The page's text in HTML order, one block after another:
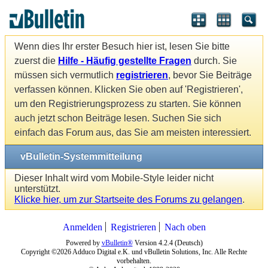
Wenn dies Ihr erster Besuch hier ist, lesen Sie bitte
zuerst die Hilfe - Häufig gestellte Fragen durch. Sie
müssen sich vermutlich registrieren, bevor Sie Beiträge
verfassen können. Klicken Sie oben auf 'Registrieren',
um den Registrierungsprozess zu starten. Sie können
auch jetzt schon Beiträge lesen. Suchen Sie sich
einfach das Forum aus, das Sie am meisten interessiert.
vBulletin-Systemmitteilung
Dieser Inhalt wird vom Mobile-Style leider nicht
unterstützt.
Klicke hier, um zur Startseite des Forums zu gelangen.
Anmelden Registrieren Nach oben
Powered by vBulletin®Version 4.2.4 (Deutsch)
Copyright ©2026 Adduco Digital e.K. und vBulletin Solutions, Inc. Alle Rechte
vorbehalten.